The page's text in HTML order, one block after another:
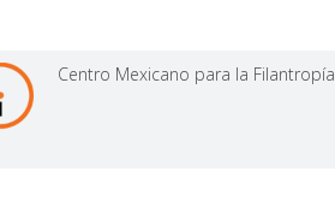
Centro Mexicano para la Filantropía